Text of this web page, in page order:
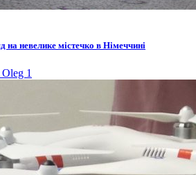
на невелике містечко в Німеччині
Oleg 1